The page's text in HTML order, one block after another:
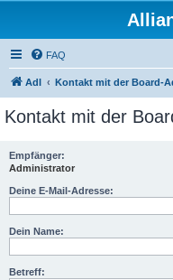
FAQ
AdI Kontakt mit der Board-
Kontakt mit der
Empfänger:
Administrator
Deine E-Mail-Adresse:
Dein Name:
Betreff: